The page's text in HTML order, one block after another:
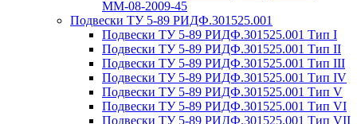
ММ-08-2009-45
Подвески ТУ 5-89 РИДФ.301525.001
Подвески ТУ 5-89 РИДФ.301525.001 Тип I
Подвески ТУ 5-89 РИДФ.301525.001 Тип II
Подвески ТУ 5-89 РИДФ.301525.001 Тип III
Подвески ТУ 5-89 РИДФ.301525.001 Тип IV
Подвески ТУ 5-89 РИДФ.301525.001 Тип V
Подвески ТУ 5-89 РИДФ.301525.001 Тип VI
Подвески ТУ 5-89 РИДФ.301525.001 Тип VII